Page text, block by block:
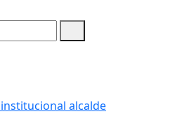
alcalde